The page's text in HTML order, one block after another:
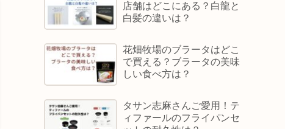
店舗はどこにある？白龍と
白髪の違いは？
花畑牧場のブラータはどこ
で買える？ブラータの美味
しい食べ方は？
タサン志麻さんご愛用！テ
ィファールのフライパンセ